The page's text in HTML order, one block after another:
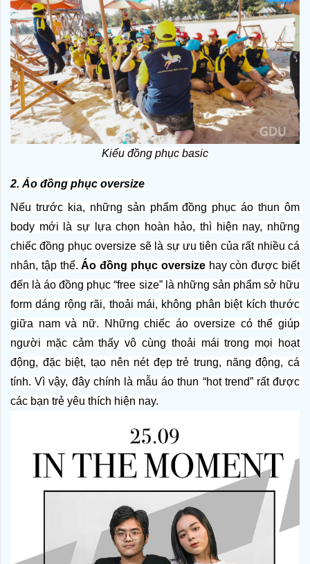
Kiểu đồng phục basic
2. Áo đồng phục oversize
Nếu trước kia, những sản phẩm đồng phục áo thun ôm
body mới là sự lựa chọn hoàn hảo, thì hiện nay, những
chiếc đồng phục oversize sẽ là sự ưu tiên của rất nhiều cá
nhân, tập thể. Áo đồng phục oversize hay còn được biết
đến là áo đồng phục “free size” là những sản phẩm sở hữu
form dáng rộng rãi, thoải mái, không phân biệt kích thước
giữa nam và nữ. Những chiếc áo oversize có thể giúp
người mặc cảm thấy vô cùng thoải mái trong mọi hoạt
động, đặc biệt, tạo nên nét đẹp trẻ trung, năng động, cá
tính. Vì vậy, đây chính là mẫu áo thun “hot trend” rất được
các bạn trẻ yêu thích hiện nay.